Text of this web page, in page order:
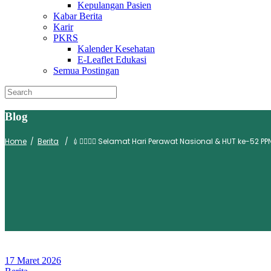
Kepulangan Pasien
Kabar Berita
Karir
PKRS
Kalender Kesehatan
E-Leaflet Edukasi
Semua Postingan
Blog
Home / Berita / 💉👩‍⚕️👨‍⚕️ Selamat Hari Perawat Nasional & HUT ke-52
17 Maret 2026